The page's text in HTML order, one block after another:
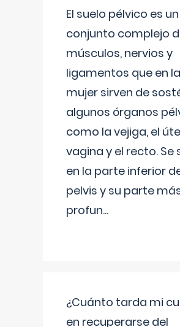
El suelo pélvico es un
conjunto complejo
músculos, nervios y
ligamentos que en la
mujer sirven de
algunos órganos
como la vejiga, el
vagina y el recto. Se
en la parte inferior
pelvis y su parte
profun...
¿Cuánto tarda mi
en recuperarse del